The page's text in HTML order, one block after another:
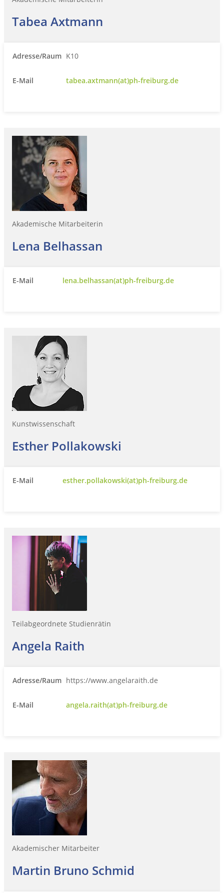
Tabea Axtmann
Adresse/Raum K10
E-Mail tabea.axtmann(at)ph-freiburg.de
Akademische Mitarbeiterin
Lena Belhassan
E-Mail lena.belhassan(at)ph-freiburg.de
Kunstwissenschaft
Esther Pollakowski
E-Mail esther.pollakowski(at)ph-freiburg.de
Teilabgeordnete Studienrätin
Angela Raith
Adresse/Raum https://www.angelaraith.de
E-Mail angela.raith(at)ph-freiburg.de
Akademischer Mitarbeiter
Martin Bruno Schmid